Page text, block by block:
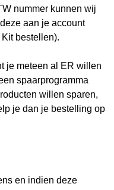
nummer kunnen wij
aan je account
bestellen).
je meteen al ER willen
spaarprogramma
willen sparen,
je dan je bestelling op
en indien deze